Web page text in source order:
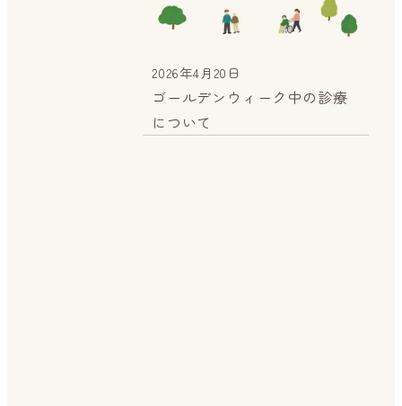
ゴールデンウィーク中の診療
について
投稿日
2026年4月20日